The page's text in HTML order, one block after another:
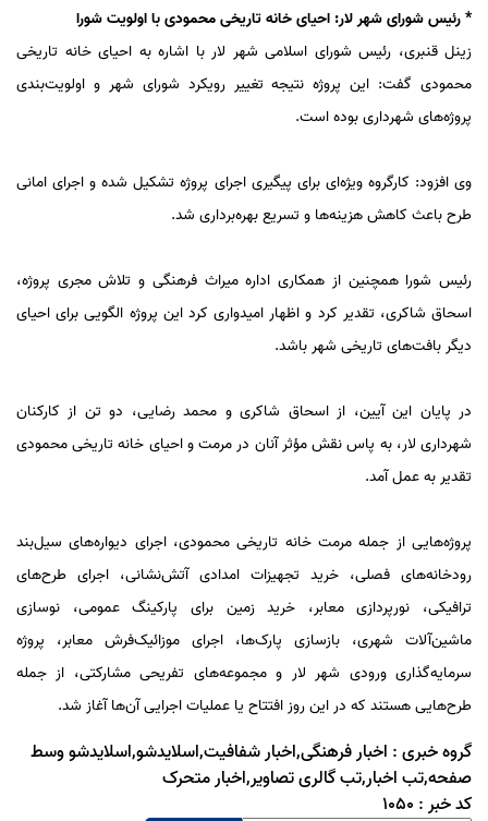
* رئیس شورای شهر لار: احیای خانه تاریخی محمودی با اولویت شورا
زینل قنبری، رئیس شورای اسلامی شهر لار با اشاره به احیای خانه تاریخی
محمودی گفت: این پروژه نتیجه تغییر رویکرد شورای شهر و اولویت‌بندی
پروژه‌های شهرداری بوده است.
وی افزود: کارگروه ویژه‌ای برای پیگیری اجرای پروژه تشکیل شده و اجرای امانی
طرح باعث کاهش هزینه‌ها و تسریع بهره‌برداری شد.
رئیس شورا همچنین از همکاری اداره میراث فرهنگی و تلاش مجری پروژه،
اسحاق شاکری، تقدیر کرد و اظهار امیدواری کرد این پروژه الگویی برای احیای
دیگر بافت‌های تاریخی شهر باشد.
در پایان این آیین، از اسحاق شاکری و محمد رضایی، دو تن از کارکنان
شهرداری لار، به پاس نقش مؤثر آنان در مرمت و احیای خانه تاریخی محمودی
تقدیر به عمل آمد.
پروژه‌هایی از جمله مرمت خانه تاریخی محمودی، اجرای دیواره‌های سیل‌بند
رودخانه‌های فصلی، خرید تجهیزات امدادی آتش‌نشانی، اجرای طرح‌های
ترافیکی، نورپردازی معابر، خرید زمین برای پارکینگ عمومی، نوسازی
ماشین‌آلات شهری، بازسازی پارک‌ها، اجرای موزائیک‌فرش معابر، پروژه
سرمایه‌گذاری ورودی شهر لار و مجموعه‌های تفریحی مشارکتی، از جمله
طرح‌هایی هستند که در این روز افتتاح یا عملیات اجرایی آن‌ها آغاز شد.
گروه خبری : اخبار فرهنگی,اخبار شفافیت,اسلایدشو,اسلایدشو وسط
صفحه,تب اخبار,تب گالری تصاویر,اخبار متحرک
کد خبر : 1050